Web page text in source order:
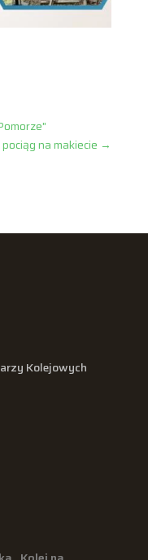
na makiecie →
Kolejowych